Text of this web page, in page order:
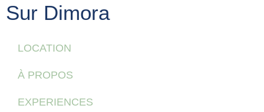
Sur Dimora
LOCATION
À PROPOS
EXPERIENCES